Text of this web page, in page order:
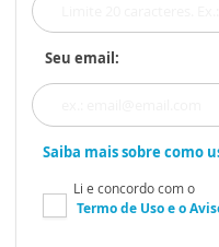
Seu email:
Saiba mais sobre como
Li e concordo com o
Termo de Usoe o